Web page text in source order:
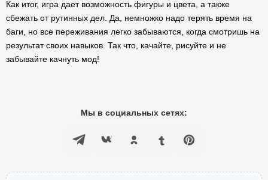
Как итог, игра дает возможность фигуры и цвета, а также
сбежать от рутинных дел. Да, немножко надо терять время на
баги, но все переживания легко забываются, когда смотришь на
результат своих навыков. Так что, качайте, рисуйте и не
забывайте качнуть мод!
Мы в социальных сетях: